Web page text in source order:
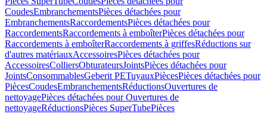
CoudesEmbranchementsPièces détachées pour
EmbranchementsRaccordementsPièces détachées pour
RaccordementsRaccordements à emboîterPièces détachées pour
Raccordements à emboîterRaccordements à griffesRéductions sur
d'autres matériauxAccessoiresPièces détachées pour
AccessoiresColliersObturateursJointsPièces détachées pour
JointsConsommablesGeberit PETuyauxPiècesPièces détachées pour
PiècesCoudesEmbranchementsRéductionsOuvertures de
nettoyagePièces détachées pour Ouvertures de
nettoyageRéductionsPièces SuperTubePièces